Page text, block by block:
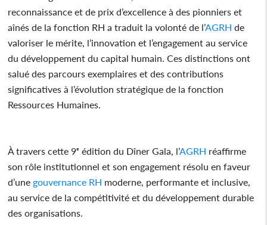
reconnaissance et de prix d’excellence à des pionniers et
aînés de la fonction RH a traduit la volonté de l’AGRH de
valoriser le mérite, l’innovation et l’engagement au service
du développement du capital humain. Ces distinctions ont
salué des parcours exemplaires et des contributions
significatives à l’évolution stratégique de la fonction
Ressources Humaines.
À travers cette 9ᵉ édition du Dîner Gala, l’AGRH réaffirme
son rôle institutionnel et son engagement résolu en faveur
d’une gouvernance RH moderne, performante et inclusive,
au service de la compétitivité et du développement durable
des organisations.